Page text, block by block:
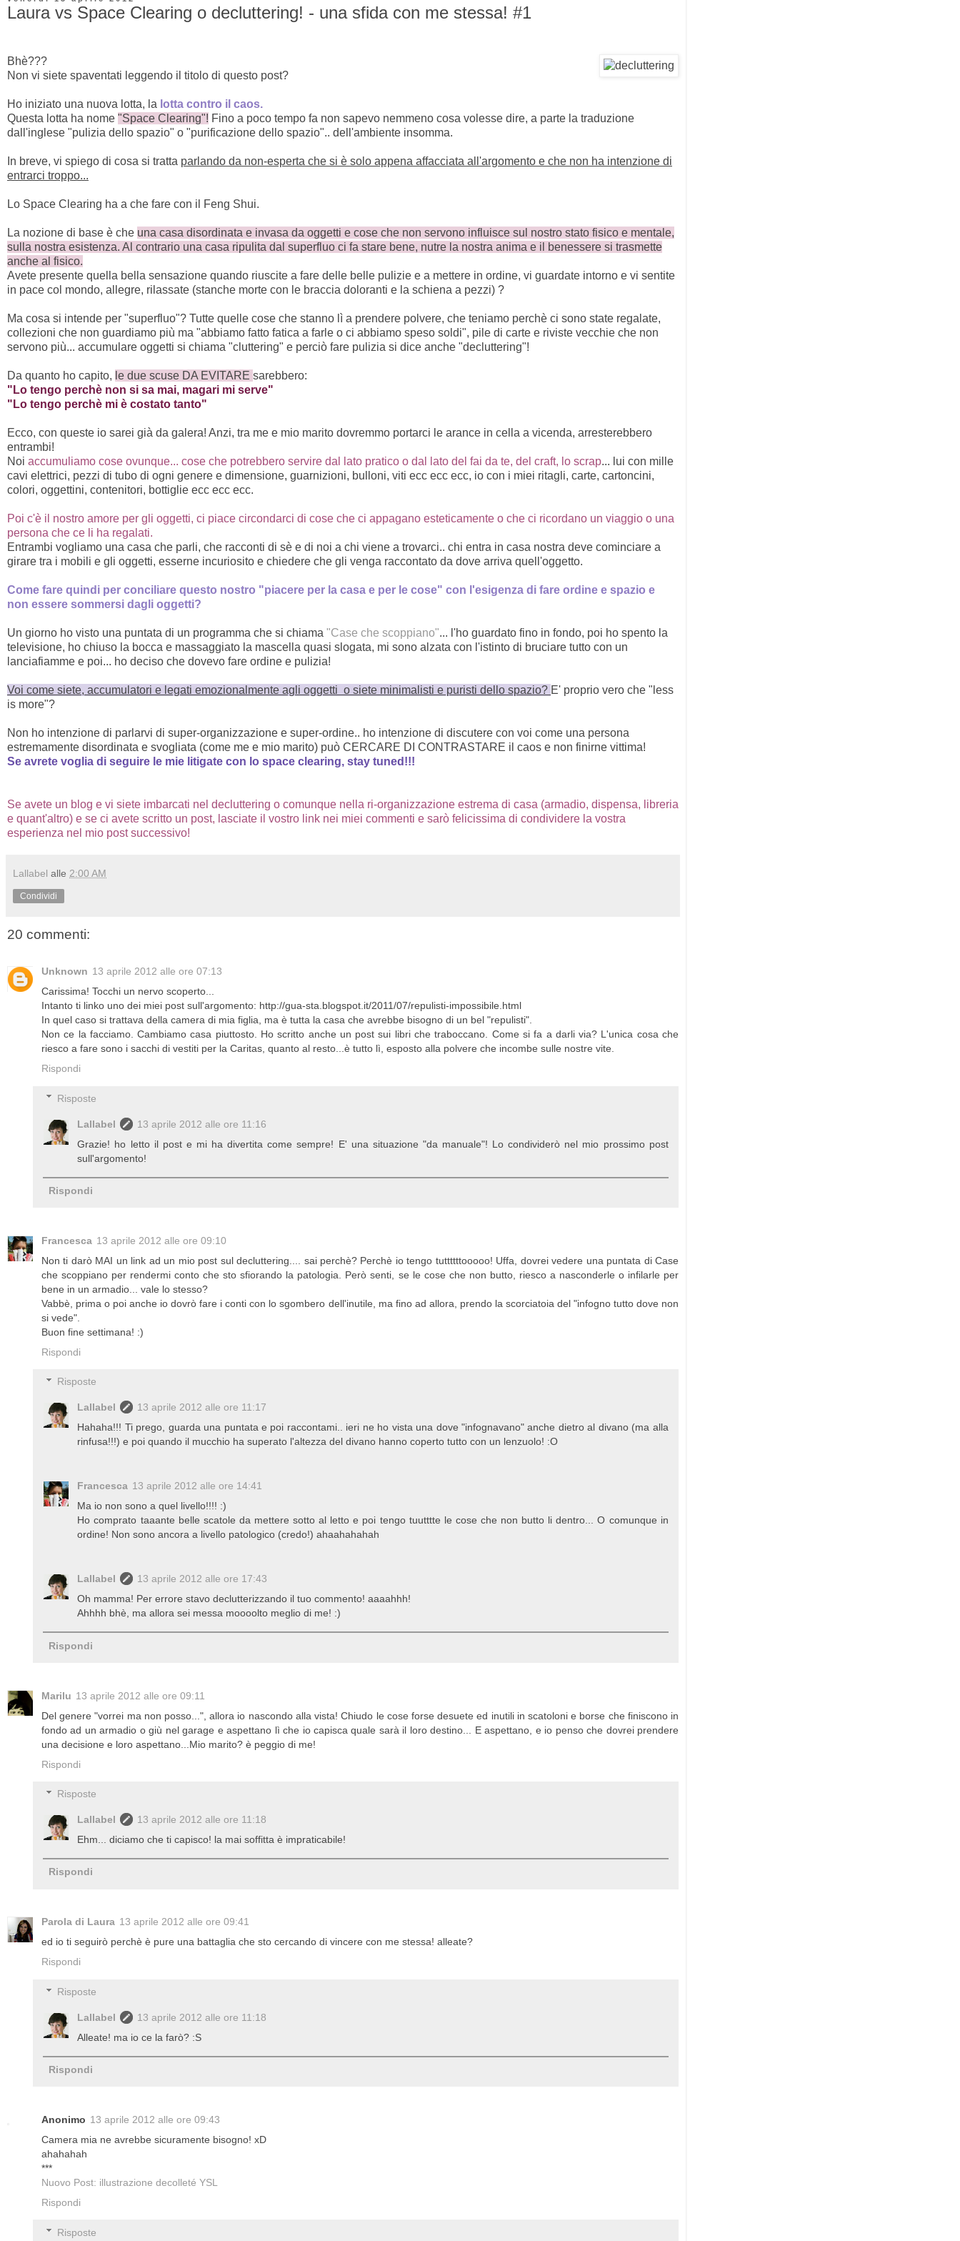
Laura vs Space Clearing o decluttering! - una sfida con me stessa! #1
Bhè???
Non vi siete spaventati leggendo il titolo di questo post?
Ho iniziato una nuova lotta, la lotta contro il caos.
Questa lotta ha nome "Space Clearing"! Fino a poco tempo fa non sapevo nemmeno cosa volesse dire, a parte la traduzione
dall'inglese "pulizia dello spazio" o "purificazione dello spazio".. dell'ambiente insomma.
In breve, vi spiego di cosa si tratta parlando da non-esperta che si è solo appena affacciata all'argomento e che non ha intenzione di
entrarci troppo...
Lo Space Clearing ha a che fare con il Feng Shui.
La nozione di base è che una casa disordinata e invasa da oggetti e cose che non servono influisce sul nostro stato fisico e mentale,
sulla nostra esistenza. Al contrario una casa ripulita dal superfluo ci fa stare bene, nutre la nostra anima e il benessere si trasmette
anche al fisico.
Avete presente quella bella sensazione quando riuscite a fare delle belle pulizie e a mettere in ordine, vi guardate intorno e vi sentite
in pace col mondo, allegre, rilassate (stanche morte con le braccia doloranti e la schiena a pezzi) ?
Ma cosa si intende per "superfluo"? Tutte quelle cose che stanno lì a prendere polvere, che teniamo perchè ci sono state regalate,
collezioni che non guardiamo più ma "abbiamo fatto fatica a farle o ci abbiamo speso soldi", pile di carte e riviste vecchie che non
servono più... accumulare oggetti si chiama "cluttering" e perciò fare pulizia si dice anche "decluttering"!
Da quanto ho capito, le due scuse DA EVITARE sarebbero:
"Lo tengo perchè non si sa mai, magari mi serve"
"Lo tengo perchè mi è costato tanto"
Ecco, con queste io sarei già da galera! Anzi, tra me e mio marito dovremmo portarci le arance in cella a vicenda, arresterebbero
entrambi!
Noi accumuliamo cose ovunque... cose che potrebbero servire dal lato pratico o dal lato del fai da te, del craft, lo scrap... lui con mille
cavi elettrici, pezzi di tubo di ogni genere e dimensione, guarnizioni, bulloni, viti ecc ecc ecc, io con i miei ritagli, carte, cartoncini,
colori, oggettini, contenitori, bottiglie ecc ecc ecc.
Poi c'è il nostro amore per gli oggetti, ci piace circondarci di cose che ci appagano esteticamente o che ci ricordano un viaggio o una
persona che ce li ha regalati.
Entrambi vogliamo una casa che parli, che racconti di sè e di noi a chi viene a trovarci.. chi entra in casa nostra deve cominciare a
girare tra i mobili e gli oggetti, esserne incuriosito e chiedere che gli venga raccontato da dove arriva quell'oggetto.
Come fare quindi per conciliare questo nostro "piacere per la casa e per le cose" con l'esigenza di fare ordine e spazio e
non essere sommersi dagli oggetti?
Un giorno ho visto una puntata di un programma che si chiama "Case che scoppiano"... l'ho guardato fino in fondo, poi ho spento la
televisione, ho chiuso la bocca e massaggiato la mascella quasi slogata, mi sono alzata con l'istinto di bruciare tutto con un
lanciafiamme e poi... ho deciso che dovevo fare ordine e pulizia!
Voi come siete, accumulatori e legati emozionalmente agli oggetti o siete minimalisti e puristi dello spazio? E' proprio vero che "less
is more"?
Non ho intenzione di parlarvi di super-organizzazione e super-ordine.. ho intenzione di discutere con voi come una persona
estremamente disordinata e svogliata (come me e mio marito) può CERCARE DI CONTRASTARE il caos e non finirne vittima!
Se avrete voglia di seguire le mie litigate con lo space clearing, stay tuned!!!
Se avete un blog e vi siete imbarcati nel decluttering o comunque nella ri-organizzazione estrema di casa (armadio, dispensa, libreria
e quant'altro) e se ci avete scritto un post, lasciate il vostro link nei miei commenti e sarò felicissima di condividere la vostra
esperienza nel mio post successivo!
Lallabel alle 2:00 AM
Condividi
20 commenti:
Unknown 13 aprile 2012 alle ore 07:13
Carissima! Tocchi un nervo scoperto...
Intanto ti linko uno dei miei post sull'argomento: http://gua-sta.blogspot.it/2011/07/repulisti-impossibile.html
In quel caso si trattava della camera di mia figlia, ma è tutta la casa che avrebbe bisogno di un bel "repulisti".
Non ce la facciamo. Cambiamo casa piuttosto. Ho scritto anche un post sui libri che traboccano. Come si fa a darli via? L'unica cosa che
riesco a fare sono i sacchi di vestiti per la Caritas, quanto al resto...è tutto lì, esposto alla polvere che incombe sulle nostre vite.
Rispondi
Risposte
Lallabel
13 aprile 2012 alle ore 11:16
Grazie! ho letto il post e mi ha divertita come sempre! E' una situazione "da manuale"! Lo condividerò nel mio prossimo post
sull'argomento!
Rispondi
Francesca 13 aprile 2012 alle ore 09:10
Non ti darò MAI un link ad un mio post sul decluttering.... sai perchè? Perchè io tengo tuttttttooooo! Uffa, dovrei vedere una puntata di Case
che scoppiano per rendermi conto che sto sfiorando la patologia. Però senti, se le cose che non butto, riesco a nasconderle o infilarle per
bene in un armadio... vale lo stesso?
Vabbè, prima o poi anche io dovrò fare i conti con lo sgombero dell'inutile, ma fino ad allora, prendo la scorciatoia del "infogno tutto dove non
si vede".
Buon fine settimana! :)
Rispondi
Risposte
Lallabel
13 aprile 2012 alle ore 11:17
Hahaha!!! Ti prego, guarda una puntata e poi raccontami.. ieri ne ho vista una dove "infognavano" anche dietro al divano (ma alla
rinfusa!!!) e poi quando il mucchio ha superato l'altezza del divano hanno coperto tutto con un lenzuolo! :O
Francesca 13 aprile 2012 alle ore 14:41
Ma io non sono a quel livello!!!! :)
Ho comprato taaante belle scatole da mettere sotto al letto e poi tengo tuutttte le cose che non butto li dentro... O comunque in
ordine! Non sono ancora a livello patologico (credo!) ahaahahahah
Lallabel
13 aprile 2012 alle ore 17:43
Oh mamma! Per errore stavo declutterizzando il tuo commento! aaaahhh!
Ahhhh bhè, ma allora sei messa moooolto meglio di me! :)
Rispondi
Marilu 13 aprile 2012 alle ore 09:11
Del genere "vorrei ma non posso...", allora io nascondo alla vista! Chiudo le cose forse desuete ed inutili in scatoloni e borse che finiscono in
fondo ad un armadio o giù nel garage e aspettano lì che io capisca quale sarà il loro destino... E aspettano, e io penso che dovrei prendere
una decisione e loro aspettano...Mio marito? è peggio di me!
Rispondi
Risposte
Lallabel
13 aprile 2012 alle ore 11:18
Ehm... diciamo che ti capisco! la mai soffitta è impraticabile!
Rispondi
Parola di Laura 13 aprile 2012 alle ore 09:41
ed io ti seguirò perchè è pure una battaglia che sto cercando di vincere con me stessa! alleate?
Rispondi
Risposte
Lallabel
13 aprile 2012 alle ore 11:18
Alleate! ma io ce la farò? :S
Rispondi
Anonimo 13 aprile 2012 alle ore 09:43
Camera mia ne avrebbe sicuramente bisogno! xD
ahahahah
***
Nuovo Post: illustrazione decolleté YSL
Rispondi
Risposte